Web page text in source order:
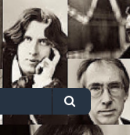
Search